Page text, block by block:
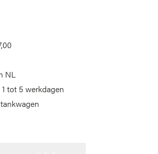
NL
tot 5 werkdagen